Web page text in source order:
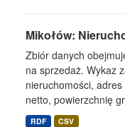
Mikołów:
Zbiór danych
na sprzedaż. Wykaz
nieruchomości,
netto, powierzchnię
RDF CSV